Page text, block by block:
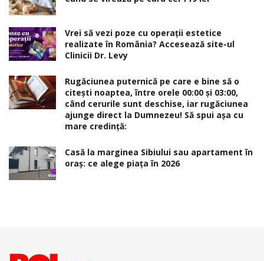
Vrei să vezi poze cu operații estetice
realizate în România? Accesează site-ul
Clinicii Dr. Levy
Rugăciunea puternică pe care e bine să o
citești noaptea, între orele 00:00 și 03:00,
când cerurile sunt deschise, iar rugăciunea
ajunge direct la Dumnezeu! Să spui așa cu
mare credință:
Casă la marginea Sibiului sau apartament în
oraș: ce alege piața în 2026